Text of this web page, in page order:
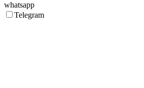
whatsapp
Telegram